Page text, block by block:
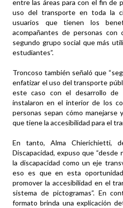
entre las áreas para con el fin de
uso del transporte en toda la
usuarios que tienen los
acompañantes de personas con
segundo grupo social que más
estudiantes”.
Troncoso también señaló que
enfatizar el uso del transporte
este caso con el desarrollo de
instalaron en el interior de los
personas sepan cómo manejarse
que tiene la accesibilidad para el
En tanto, Alma Chierichietti,
Discapacidad, expuso que “desde
la discapacidad como un eje
eso es que en esta
promover la accesibilidad en el
sistema de pictogramas”. En
formato brinda una explicación